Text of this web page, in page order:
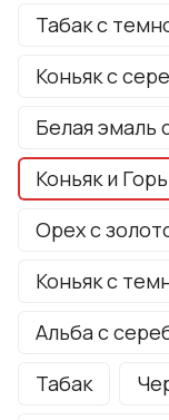
Табак с
Коньяк с
Белая эмаль
Коньяк и
Орех с
Коньяк с
Альба с
Табак